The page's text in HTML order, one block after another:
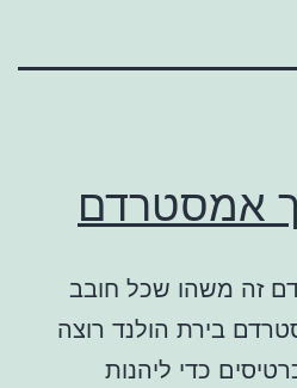
אמסטרדם
זה משהו שכל חובב
בירת הולנד רוצה
כדי ליהנות